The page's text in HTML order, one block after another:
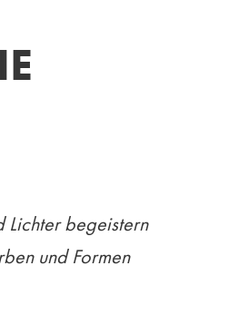
Lichter begeistern
und Formen